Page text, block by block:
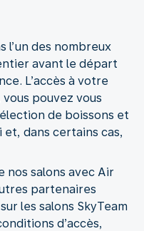
l’un des nombreux
avant le départ
L’accès à votre
pouvez vous
de boissons et
et, dans certains cas,
nos salons avec Air
partenaires
les salons SkyTeam
d’accès,